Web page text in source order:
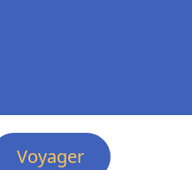
Voyager